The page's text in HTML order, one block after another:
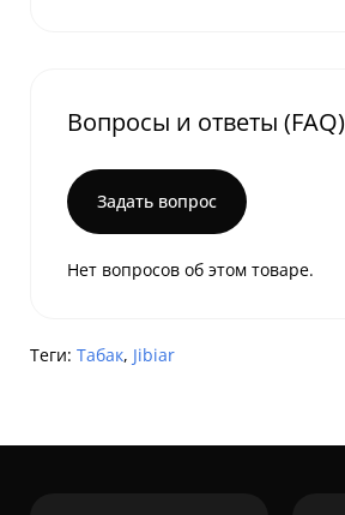
Вопросы и ответы
Задать вопрос
Нет вопросов об этом товаре.
Теги: Табак, Jibiar